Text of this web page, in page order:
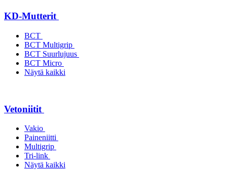
KD-Mutterit
BCT
BCT Multigrip
BCT Suurlujuus
BCT Micro
Näytä kaikki
Vetoniitit
Vakio
Paineniitti
Multigrip
Tri-link
Näytä kaikki